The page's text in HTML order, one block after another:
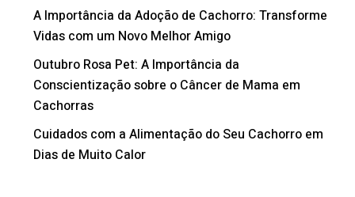
A Importância da Adoção de Cachorro: Transforme
Vidas com um Novo Melhor Amigo
Outubro Rosa Pet: A Importância da
Conscientização sobre o Câncer de Mama em
Cachorras
Cuidados com a Alimentação do Seu Cachorro em
Dias de Muito Calor